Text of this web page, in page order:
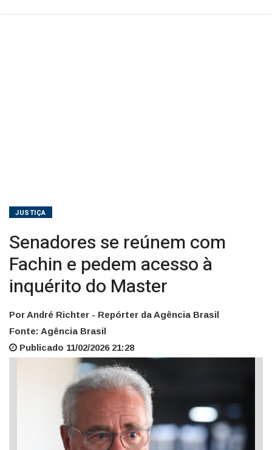
JUSTIÇA
Senadores se reúnem com
Fachin e pedem acesso à
inquérito do Master
Por André Richter - Repórter da Agência Brasil
Fonte: Agência Brasil
Publicado 11/02/2026 21:28